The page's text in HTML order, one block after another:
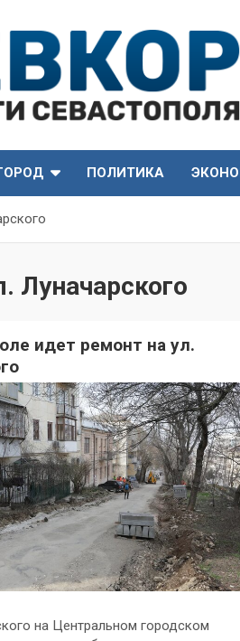
— Новости
ПОЛИТИКА
Луначарского
идет ремонт на ул.
на Центральном городском